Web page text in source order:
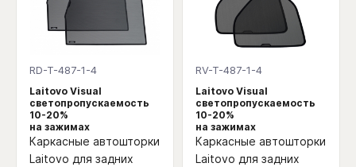
RD-T-487-1-4
Laitovo Visual
светопропускаемость
10-20%
на зажимах
Каркасные автошторки
Laitovo для задних
RV-T-487-1-4
Laitovo Visual
светопропускаемость
10-20%
на зажимах
Каркасные автошторки
Laitovo для задних